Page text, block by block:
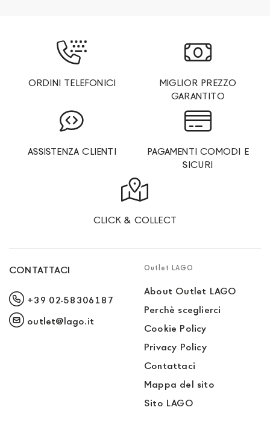
ORDINI TELEFONICI
MIGLIOR PREZZO
GARANTITO
ASSISTENZA CLIENTI
PAGAMENTI COMODI E
SICURI
CLICK & COLLECT
CONTATTACI
+39 02-58306187
outlet@lago.it
Outlet LAGO
About Outlet LAGO
Perchè sceglierci
Cookie Policy
Privacy Policy
Contattaci
Mappa del sito
Sito LAGO